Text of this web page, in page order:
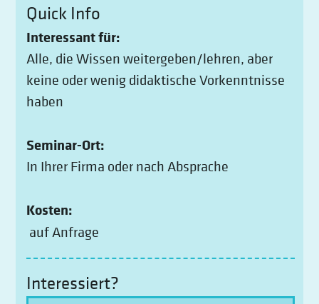
Quick Info
Interessant für:
Alle, die Wissen weitergeben/lehren, aber
keine oder wenig didaktische Vorkenntnisse
haben
Seminar-Ort:
In Ihrer Firma oder nach Absprache
Kosten:
auf Anfrage
Interessiert?